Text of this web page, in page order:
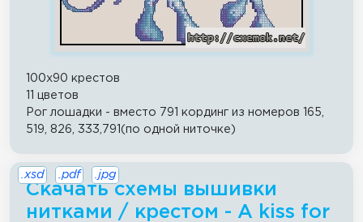
100x90 крестов
11 цветов
Рог лошадки - вместо 791 кординг из номеров 165,
519, 826, 333,791(по одной ниточке)
Скачать схемы вышивки
нитками / крестом - A kiss for
.xsd .pdf .jpg